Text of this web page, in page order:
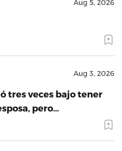
Aug 5, 2026
Aug 3, 2026
tres veces bajo tener
pero…